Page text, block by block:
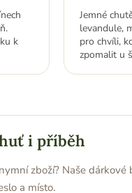
k
Jemné
levandule,
pro chvíli,
zpomalit u
i příběh
zboží? Naše
a místo.